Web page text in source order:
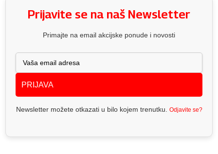
Prijavite se na naš Newsletter
Primajte na email akcijske ponude i novosti
PRIJAVA
Newsletter možete otkazati u bilo kojem trenutku. Odjavite se?